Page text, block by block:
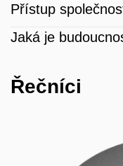
Přístup
Jaká je
Řečníci